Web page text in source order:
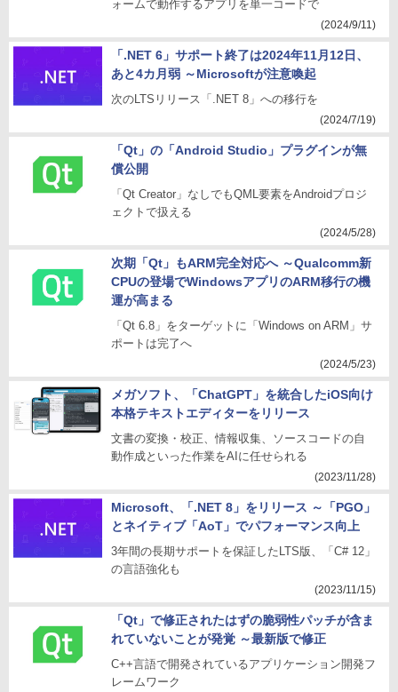
ォームで動作するアプリを単一コードで
(2024/9/11)
「.NET 6」サポート終了は2024年11月12日、
あと4カ月弱 ～Microsoftが注意喚起
次のLTSリリース「.NET 8」への移行を
(2024/7/19)
「Qt」の「Android Studio」プラグインが無
償公開
「Qt Creator」なしでもQML要素をAndroidプロジ
ェクトで扱える
(2024/5/28)
次期「Qt」もARM完全対応へ ～Qualcomm新
CPUの登場でWindowsアプリのARM移行の機
運が高まる
「Qt 6.8」をターゲットに「Windows on ARM」サ
ポートは完了へ
(2024/5/23)
メガソフト、「ChatGPT」を統合したiOS向け
本格テキストエディターをリリース
文書の変換・校正、情報収集、ソースコードの自
動作成といった作業をAIに任せられる
(2023/11/28)
Microsoft、「.NET 8」をリリース ～「PGO」
とネイティブ「AoT」でパフォーマンス向上
3年間の長期サポートを保証したLTS版、「C# 12」
の言語強化も
(2023/11/15)
「Qt」で修正されたはずの脆弱性パッチが含ま
れていないことが発覚 ～最新版で修正
C++言語で開発されているアプリケーション開発フ
レームワーク